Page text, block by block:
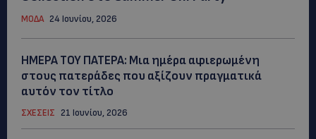
ΜΟΔΑ 24 Ιουνίου, 2026
ΗΜΕΡΑ ΤΟΥ ΠΑΤΕΡΑ: Μια ημέρα αφιερωμένη
στους πατεράδες που αξίζουν πραγματικά
αυτόν τον τίτλο
ΣΧΕΣΕΙΣ 21 Ιουνίου, 2026